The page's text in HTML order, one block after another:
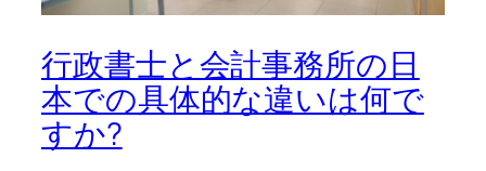
行政書士と会計事務所の日
本での具体的な違いは何で
すか?